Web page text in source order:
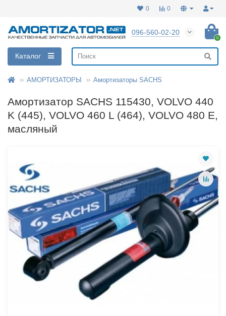
0
0
096-560-02-20
0
Каталог
АМОРТИЗАТОРЫ Амортизаторы SACHS
Амортизатор SACHS 115430, VOLVO 440
K (445), VOLVO 460 L (464), VOLVO 480 E,
масляный